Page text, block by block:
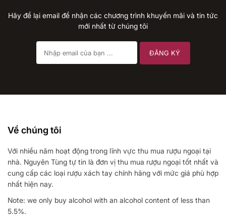
Hãy để lại email để nhận các chương trình khuyến mãi và tin tức
mới nhất từ chúng tôi
Về chúng tôi
Với nhiều năm hoạt động trong lĩnh vực thu mua rượu ngoại tại
nhà. Nguyên Tùng tự tin là đơn vị thu mua rượu ngoại tốt nhất và
cung cấp các loại rượu xách tay chính hãng với mức giá phù hợp
nhất hiện nay.
Note: we only buy alcohol with an alcohol content of less than
5.5%.